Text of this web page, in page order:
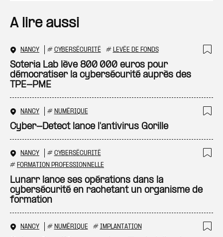
A lire aussi
NANCY # CYBERSÉCURITÉ # LEVÉE DE FONDS
Soteria Lab lève 800 000 euros pour
démocratiser la cybersécurité auprès des
TPE-PME
NANCY # NUMÉRIQUE
Cyber-Detect lance l'antivirus Gorille
NANCY # CYBERSÉCURITÉ
# FORMATION PROFESSIONNELLE
Lunarr lance ses opérations dans la
cybersécurité en rachetant un organisme de
formation
NANCY # NUMÉRIQUE # IMPLANTATION